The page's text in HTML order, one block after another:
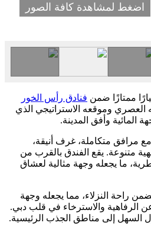
اضغط لمشاهدة كافة الصور
ممتازًا ضمن فنادق رأس الخور
العصري وموقعه الاستراتيجي الذي
المائية وأفق المدينة.
مرافق متكاملة، غرف أنيقة،
متنوعة. يقع الفندق بالقرب من
ما يجعله وجهة مثالية لعشاق
راحة النزلاء، مما يجعله وجهة
الرفاهية والاسترخاء في قلب دبي.
السهل إلى مناطق الجذب الرئيسية.